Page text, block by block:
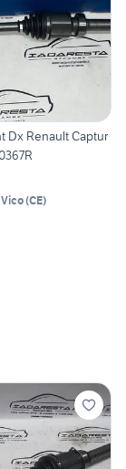
Dx Renault Captur
(CE)